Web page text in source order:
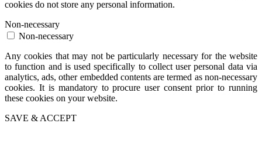
cookies do not store any personal information.
Non-necessary
Non-necessary
Any cookies that may not be particularly necessary for the website
to function and is used specifically to collect user personal data via
analytics, ads, other embedded contents are termed as non-necessary
cookies. It is mandatory to procure user consent prior to running
these cookies on your website.
SAVE & ACCEPT